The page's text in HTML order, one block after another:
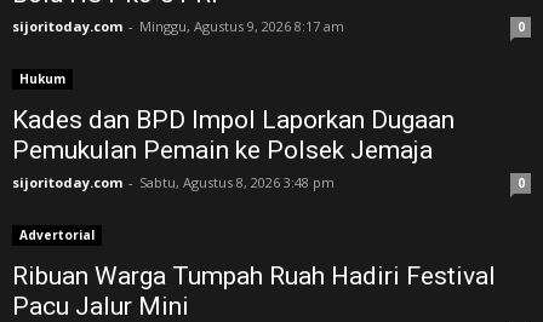
sijoritoday.com - Minggu, Agustus 9, 2026 8:17 am 0
Hukum
Kades dan BPD Impol Laporkan Dugaan
Pemukulan Pemain ke Polsek Jemaja
sijoritoday.com - Sabtu, Agustus 8, 2026 3:48 pm 0
Advertorial
Ribuan Warga Tumpah Ruah Hadiri Festival
Pacu Jalur Mini